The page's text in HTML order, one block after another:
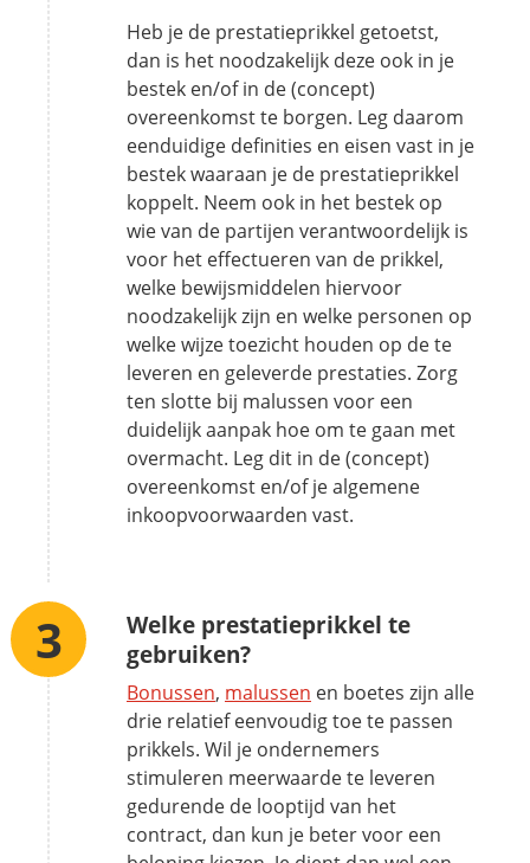
Heb je de prestatieprikkel getoetst,
dan is het noodzakelijk deze ook in je
bestek en/of in de (concept)
overeenkomst te borgen. Leg daarom
eenduidige definities en eisen vast in je
bestek waaraan je de prestatieprikkel
koppelt. Neem ook in het bestek op
wie van de partijen verantwoordelijk is
voor het effectueren van de prikkel,
welke bewijsmiddelen hiervoor
noodzakelijk zijn en welke personen op
welke wijze toezicht houden op de te
leveren en geleverde prestaties. Zorg
ten slotte bij malussen voor een
duidelijk aanpak hoe om te gaan met
overmacht. Leg dit in de (concept)
overeenkomst en/of je algemene
inkoopvoorwaarden vast.
Welke prestatieprikkel te
gebruiken?
Bonussen, malussen en boetes zijn alle
drie relatief eenvoudig toe te passen
prikkels. Wil je ondernemers
stimuleren meerwaarde te leveren
gedurende de looptijd van het
contract, dan kun je beter voor een